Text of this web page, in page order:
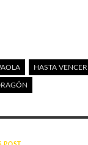
HASTA VENCER